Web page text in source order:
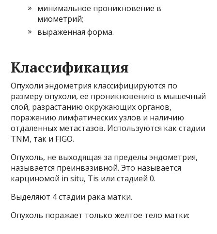
минимальное проникновение в
миометрий;
выраженная форма.
Классификация
Опухоли эндометрия классифицируются по
размеру опухоли, ее проникновению в мышечный
слой, разрастанию окружающих органов,
поражению лимфатических узлов и наличию
отдаленных метастазов. Используются как стадии
TNM, так и FIGO.
Опухоль, не выходящая за пределы эндометрия,
называется преинвазивной. Это называется
карциномой in situ, Tis или стадией 0.
Выделяют 4 стадии рака матки.
Опухоль поражает только желтое тело матки: